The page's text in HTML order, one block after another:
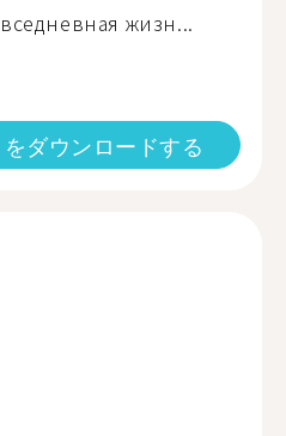
жизн...
ダウンロードする